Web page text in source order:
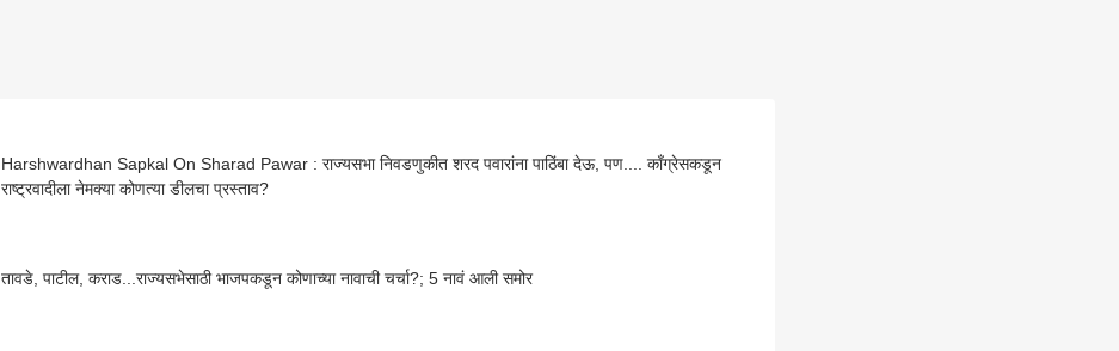
Harshwardhan Sapkal On Sharad Pawar : राज्यसभा निवडणुकीत शरद पवारांना पाठिंबा देऊ, पण.... काँग्रेसकडून
राष्ट्रवादीला नेमक्या कोणत्या डीलचा प्रस्ताव?
तावडे, पाटील, कराड...राज्यसभेसाठी भाजपकडून कोणाच्या नावाची चर्चा?; 5 नावं आली समोर